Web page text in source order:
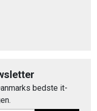
bedste it-